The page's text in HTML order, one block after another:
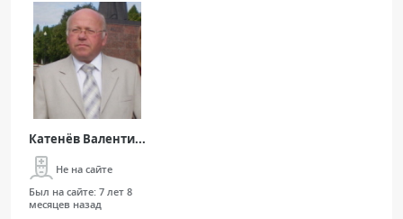
Катенёв Валенти...
Не на сайте
Был на сайте: 7 лет 8
месяцев назад